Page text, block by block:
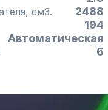
Рабочий объем двигателя, см3. 2488
194
Автоматическая
6